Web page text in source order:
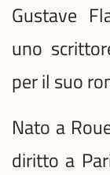
Gustave
uno
per il suo
Nato a
diritto a